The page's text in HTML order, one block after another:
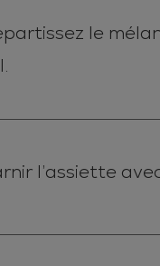
le
l’assiette